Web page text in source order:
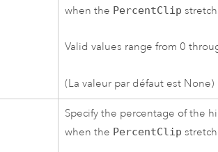
when the PercentClip
Valid values range from 0
(La valeur par défaut est None)
Specify the percentage of the
when the PercentClip